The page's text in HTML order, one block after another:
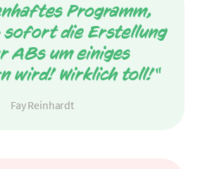
Programm,
sofort die Erstellung
ABs um einiges
wird! Wirklich toll!“
Fay Reinhardt